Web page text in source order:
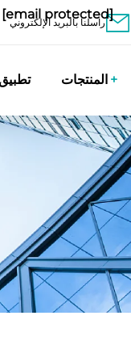
راسلنا بالبريد الإلكتروني
[email protected]
المنتجات